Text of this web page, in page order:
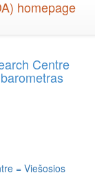
Centre
= Viešosios